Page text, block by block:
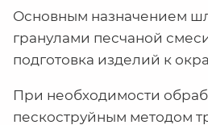
Основным назначением
гранулами песчаной
подготовка изделий к
При необходимости
пескоструйным методом